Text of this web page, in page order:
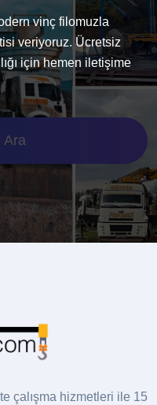
vinç filomuzla
veriyoruz. Ücretsiz
için hemen iletişime
çalışma hizmetleri ile 15